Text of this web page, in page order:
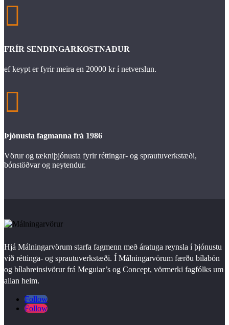

FRÍR SENDINGARKOSTNAÐUR
ef keypt er fyrir meira en 20000 kr í netverslun.

Þjónusta fagmanna frá 1986
Vörur og tækniþjónusta fyrir réttingar- og sprautuverkstæði,
bónstöðvar og neytendur.
Hjá Málningarvörum starfa fagmenn með áratuga reynsla í þjónustu
við réttinga- og sprautuverkstæði. Í Málningarvörum færðu bílabón
og bílahreinsivörur frá Meguiar’s og Concept, vörmerki fagfólks um
allan heim.
Follow
Follow